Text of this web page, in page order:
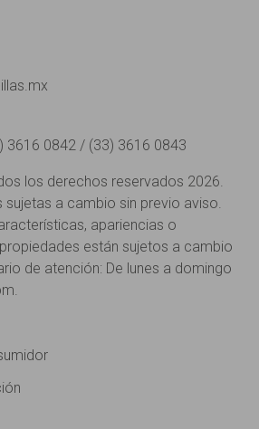
3616 0842 / (33) 3616 0843
los derechos reservados 2026.
sujetas a cambio sin previo aviso.
apariencias o
están sujetos a cambio
de atención: De lunes a domingo